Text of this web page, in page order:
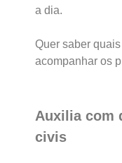
a dia.
Quer saber
acompanhar os
Auxilia com
civis